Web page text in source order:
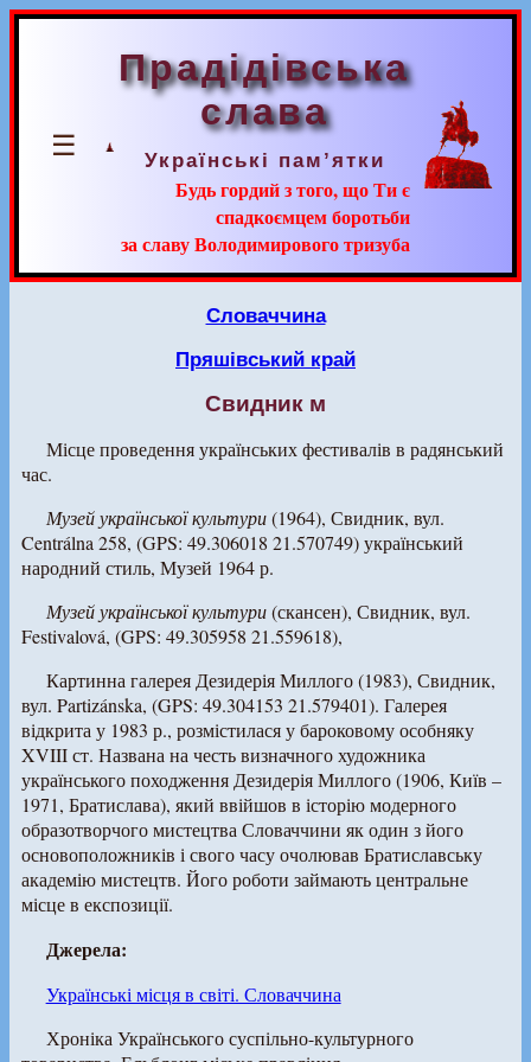
☰
Прадідівська
слава
Українські пам’ятки
Будь гордий з того, що Ти є
спадкоємцем боротьби
за славу Володимирового тризуба
Словаччина
Пряшівський край
Свидник м
Місце проведення українських фестивалів в радянський
час.
Музей української культури(1964), Свидник, вул.
Centrálna 258, (GPS: 49.306018 21.570749) український
народний стиль, Музей 1964 р.
Музей української культури(скансен), Свидник, вул.
Festivalová, (GPS: 49.305958 21.559618),
Картинна галерея Дезидерія Миллого (1983), Свидник,
вул. Partizánska, (GPS: 49.304153 21.579401). Галерея
відкрита у 1983 р., розмістилася у бароковому особняку
XVIII ст. Названа на честь визначного художника
українського походження Дезидерія Миллого (1906, Київ –
1971, Братислава), який ввійшов в історію модерного
образотворчого мистецтва Словаччини як один з його
основоположників і свого часу очолював Братиславську
академію мистецтв. Його роботи займають центральне
місце в експозиції.
Джерела:
Українські місця в світі. Словаччина
Хроніка Українського суспільно-культурного